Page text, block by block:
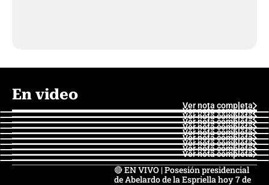
En video
Ver nota completa
Ver nota completa
Ver nota completa
Ver nota completa
Ver nota completa
Ver nota completa
Ver nota completa
Ver nota completa
Ver nota completa
Ver nota completa
🔴 EN VIVO | Posesión presidencial
de Abelardo de la Espriella hoy 7 de